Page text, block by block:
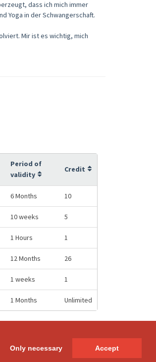
Only necessary Accept
Only necessary Accept
dass ich mich immer
Yoga in der Schwangerschaft.
Mir ist es wichtig, mich
Period of
validity
Credit
6 Months 10
10 weeks 5
1 Hours 1
12 Months 26
1 weeks 1
1 Months Unlimited